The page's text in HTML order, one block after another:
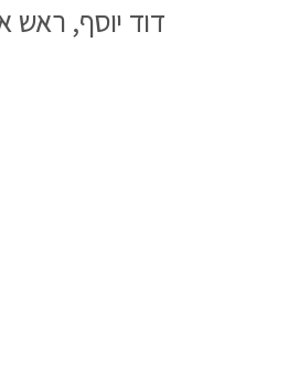
דוד יוסף, ראש